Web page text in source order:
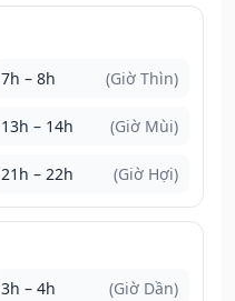
7h – 8h (Giờ Thìn)
13h – 14h (Giờ Mùi)
21h – 22h (Giờ Hợi)
3h – 4h (Giờ Dần)